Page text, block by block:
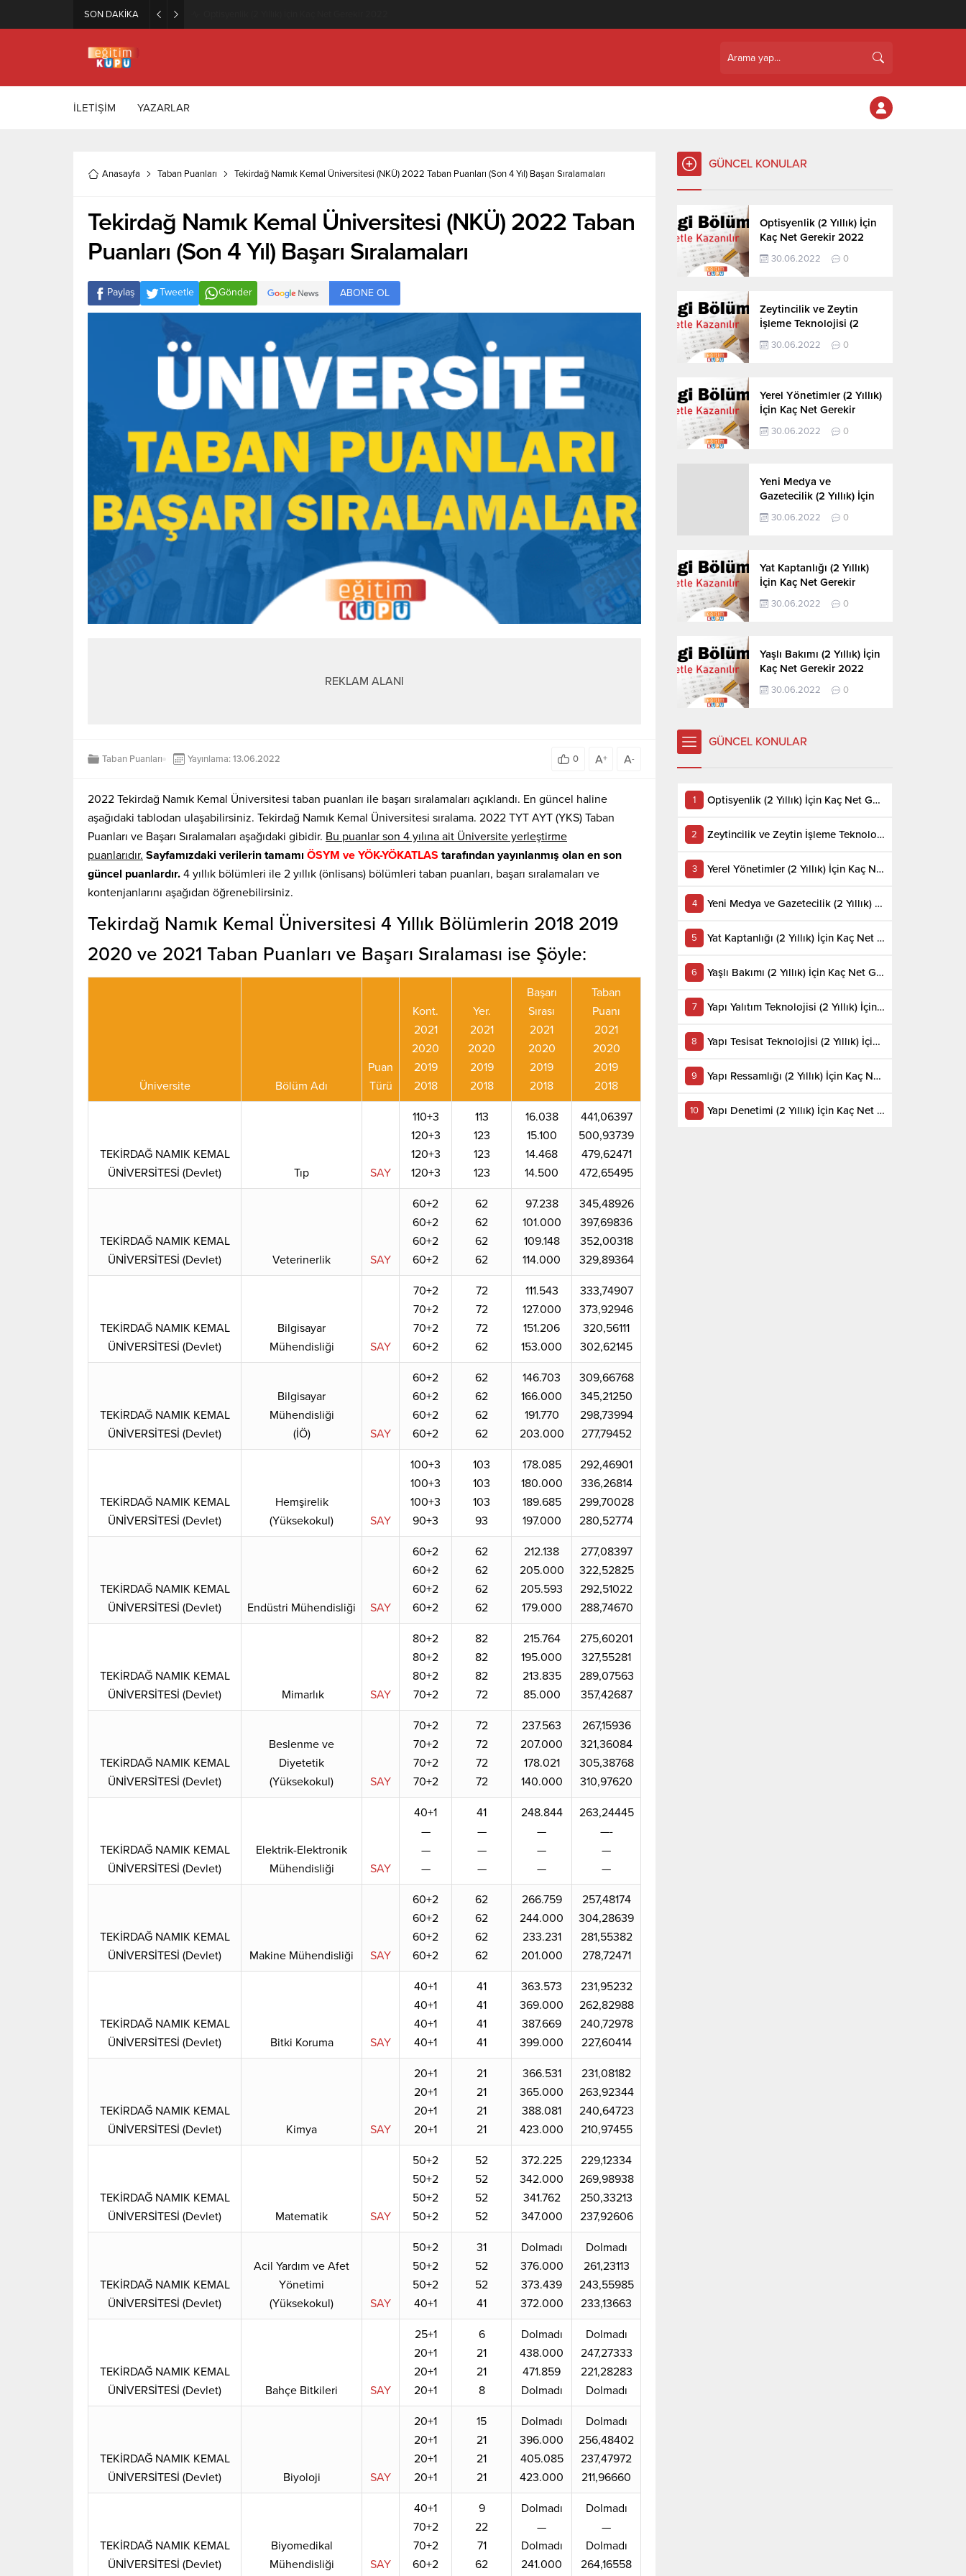
SON DAKİKA
İLETİŞİM YAZARLAR
Anasayfa Taban Puanları Tekirdağ Namık Kemal Üniversitesi (NKÜ) 2022 Taban Puanları (Son 4 Yıl) Başarı Sıralamaları
Tekirdağ Namık Kemal Üniversitesi (NKÜ) 2022 Taban
Puanları (Son 4 Yıl) Başarı Sıralamaları
Paylaş Tweetle Gönder ABONE OL
REKLAM ALANI
Taban Puanları Yayınlama: 13.06.2022 0 A+ A-
2022 Tekirdağ Namık Kemal Üniversitesi taban puanları ile başarı sıralamaları açıklandı. En güncel haline
aşağıdaki tablodan ulaşabilirsiniz. Tekirdağ Namık Kemal Üniversitesi sıralama. 2022 TYT AYT (YKS) Taban
Puanları ve Başarı Sıralamaları aşağıdaki gibidir. Bu puanlar son 4 yılına ait Üniversite yerleştirme
puanlarıdır. Sayfamızdaki verilerin tamamı ÖSYM ve YÖK-YÖKATLAS tarafından yayınlanmış olan en son
güncel puanlardır. 4 yıllık bölümleri ile 2 yıllık (önlisans) bölümleri taban puanları, başarı sıralamaları ve
kontenjanlarını aşağıdan öğrenebilirsiniz.
Tekirdağ Namık Kemal Üniversitesi 4 Yıllık Bölümlerin 2018 2019
2020 ve 2021 Taban Puanları ve Başarı Sıralaması ise Şöyle:
Üniversite Bölüm Adı
Puan
Türü
Kont.
2021
2020
2019
2018
Yer.
2021
2020
2019
2018
Başarı
Sırası
2021
2020
2019
2018
Taban
Puanı
2021
2020
2019
2018
TEKİRDAĞ NAMIK KEMAL
ÜNİVERSİTESİ (Devlet)
Tıp SAY
110+3
120+3
120+3
120+3
113
123
123
123
16.038
15.100
14.468
14.500
441,06397
500,93739
479,62471
472,65495
TEKİRDAĞ NAMIK KEMAL
ÜNİVERSİTESİ (Devlet)
Veterinerlik SAY
60+2
60+2
60+2
60+2
62
62
62
62
97.238
101.000
109.148
114.000
345,48926
397,69836
352,00318
329,89364
TEKİRDAĞ NAMIK KEMAL
ÜNİVERSİTESİ (Devlet)
Bilgisayar
Mühendisliği
SAY
70+2
70+2
70+2
60+2
72
72
72
62
111.543
127.000
151.206
153.000
333,74907
373,92946
320,56111
302,62145
TEKİRDAĞ NAMIK KEMAL
ÜNİVERSİTESİ (Devlet)
Bilgisayar
Mühendisliği
(İÖ)
SAY
60+2
60+2
60+2
60+2
62
62
62
62
146.703
166.000
191.770
203.000
309,66768
345,21250
298,73994
277,79452
TEKİRDAĞ NAMIK KEMAL
ÜNİVERSİTESİ (Devlet)
Hemşirelik
(Yüksekokul)
SAY
100+3
100+3
100+3
90+3
103
103
103
93
178.085
180.000
189.685
197.000
292,46901
336,26814
299,70028
280,52774
TEKİRDAĞ NAMIK KEMAL
ÜNİVERSİTESİ (Devlet)
Endüstri Mühendisliği SAY
60+2
60+2
60+2
60+2
62
62
62
62
212.138
205.000
205.593
179.000
277,08397
322,52825
292,51022
288,74670
TEKİRDAĞ NAMIK KEMAL
ÜNİVERSİTESİ (Devlet)
Mimarlık SAY
80+2
80+2
80+2
70+2
82
82
82
72
215.764
195.000
213.835
85.000
275,60201
327,55281
289,07563
357,42687
TEKİRDAĞ NAMIK KEMAL
ÜNİVERSİTESİ (Devlet)
Beslenme ve
Diyetetik
(Yüksekokul)
SAY
70+2
70+2
70+2
70+2
72
72
72
72
237.563
207.000
178.021
140.000
267,15936
321,36084
305,38768
310,97620
TEKİRDAĞ NAMIK KEMAL
ÜNİVERSİTESİ (Devlet)
Elektrik-Elektronik
Mühendisliği
SAY
40+1
—
—
—
41
—
—
—
248.844
—
—
—
263,24445
—-
—
—
TEKİRDAĞ NAMIK KEMAL
ÜNİVERSİTESİ (Devlet)
Makine Mühendisliği SAY
60+2
60+2
60+2
60+2
62
62
62
62
266.759
244.000
233.231
201.000
257,48174
304,28639
281,55382
278,72471
TEKİRDAĞ NAMIK KEMAL
ÜNİVERSİTESİ (Devlet)
Bitki Koruma SAY
40+1
40+1
40+1
40+1
41
41
41
41
363.573
369.000
387.669
399.000
231,95232
262,82988
240,72978
227,60414
TEKİRDAĞ NAMIK KEMAL
ÜNİVERSİTESİ (Devlet)
Kimya SAY
20+1
20+1
20+1
20+1
21
21
21
21
366.531
365.000
388.081
423.000
231,08182
263,92344
240,64723
210,97455
TEKİRDAĞ NAMIK KEMAL
ÜNİVERSİTESİ (Devlet)
Matematik SAY
50+2
50+2
50+2
50+2
52
52
52
52
372.225
342.000
341.762
347.000
229,12334
269,98938
250,33213
237,92606
TEKİRDAĞ NAMIK KEMAL
ÜNİVERSİTESİ (Devlet)
Acil Yardım ve Afet
Yönetimi
(Yüksekokul)
SAY
50+2
50+2
50+2
40+1
31
52
52
41
Dolmadı
376.000
373.439
372.000
Dolmadı
261,23113
243,55985
233,13663
TEKİRDAĞ NAMIK KEMAL
ÜNİVERSİTESİ (Devlet)
Bahçe Bitkileri SAY
25+1
20+1
20+1
20+1
6
21
21
8
Dolmadı
438.000
471.859
Dolmadı
Dolmadı
247,27333
221,28283
Dolmadı
TEKİRDAĞ NAMIK KEMAL
ÜNİVERSİTESİ (Devlet)
Biyoloji SAY
20+1
20+1
20+1
20+1
15
21
21
21
Dolmadı
396.000
405.085
423.000
Dolmadı
256,48402
237,47972
211,96660
TEKİRDAĞ NAMIK KEMAL
ÜNİVERSİTESİ (Devlet)
Biyomedikal
Mühendisliği
SAY
40+1
70+2
70+2
60+2
9
22
71
62
Dolmadı
—
Dolmadı
241.000
Dolmadı
—
Dolmadı
264,16558
GÜNCEL KONULAR
Optisyenlik (2 Yıllık) İçin
Kaç Net Gerekir 2022
30.06.2022 0
Zeytincilik ve Zeytin
İşleme Teknolojisi (2
Yıllık) İçin Kaç Net
Gerekir 2022
30.06.2022 0
Yerel Yönetimler (2 Yıllık)
İçin Kaç Net Gerekir
2022
30.06.2022 0
Yeni Medya ve
Gazetecilik (2 Yıllık) İçin
Kaç Net Gerekir 2022
30.06.2022 0
Yat Kaptanlığı (2 Yıllık)
İçin Kaç Net Gerekir
2022
30.06.2022 0
Yaşlı Bakımı (2 Yıllık) İçin
Kaç Net Gerekir 2022
30.06.2022 0
GÜNCEL KONULAR
Optisyenlik (2 Yıllık) İçin Kaç Net Gerekir 2022
Zeytincilik ve Zeytin İşleme Teknolojisi (2 Yıllık) İçin Kaç Net Gerekir 2022
Yerel Yönetimler (2 Yıllık) İçin Kaç Net Gerekir 2022
Yeni Medya ve Gazetecilik (2 Yıllık) İçin Kaç Net Gerekir 2022
Yat Kaptanlığı (2 Yıllık) İçin Kaç Net Gerekir 2022
Yaşlı Bakımı (2 Yıllık) İçin Kaç Net Gerekir 2022
Yapı Yalıtım Teknolojisi (2 Yıllık) İçin Kaç Net Gerekir 2022
Yapı Tesisat Teknolojisi (2 Yıllık) İçin Kaç Net Gerekir 2022
Yapı Ressamlığı (2 Yıllık) İçin Kaç Net Gerekir 2022
Yapı Denetimi (2 Yıllık) İçin Kaç Net Gerekir 2022